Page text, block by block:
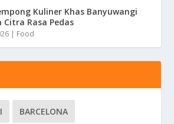
Kuliner Khas Banyuwangi
Citra Rasa Pedas
| Food
BARCELONA